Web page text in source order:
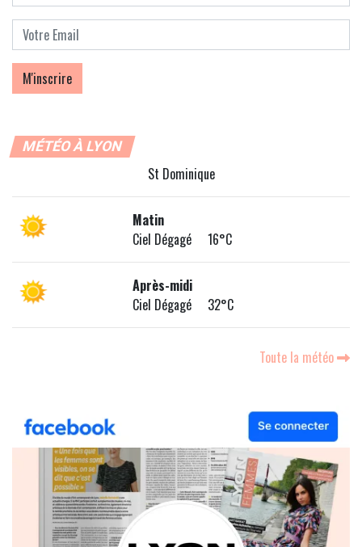
MÉTÉO À LYON
St Dominique
Matin
Ciel Dégagé 16°C
Après-midi
Ciel Dégagé 32°C
Toute la météo